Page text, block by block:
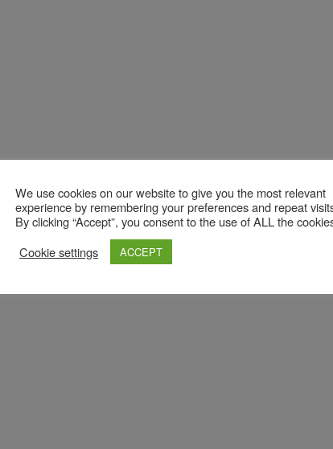
We use cookies on our website to give you the most relevant
experience by remembering your preferences and repeat
By clicking “Accept”, you consent to the use of ALL the
Cookie settings
ACCEPT